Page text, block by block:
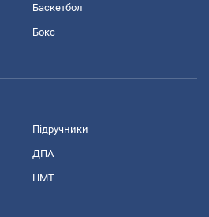
Баскетбол
Бокс
Підручники
ДПА
НМТ